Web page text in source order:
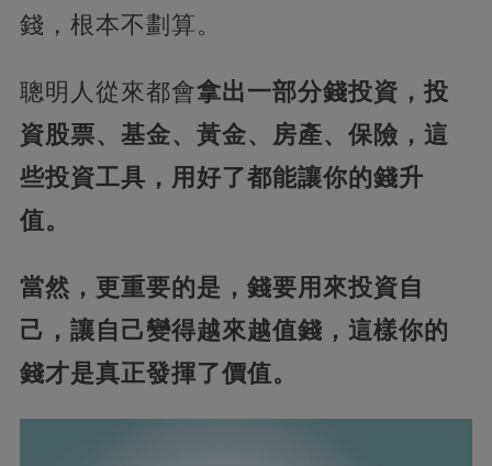
錢，根本不劃算。
聰明人從來都會拿出一部分錢投資，投
資股票、基金、黃金、房產、保險，這
些投資工具，用好了都能讓你的錢升
值。
當然，更重要的是，錢要用來投資自
己，讓自己變得越來越值錢，這樣你的
錢才是真正發揮了價值。